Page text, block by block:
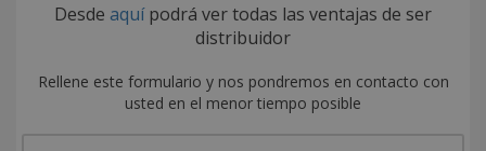
Desde aquípodrá ver todas las ventajas de ser
distribuidor
Rellene este formulario y nos pondremos en contacto con
usted en el menor tiempo posible